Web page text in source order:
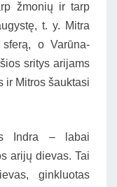
žmonių ir tarp
t. y. Mitra
o Varūna-
sritys arijams
ir Mitros šauktasi
Indra – labai
arijų dievas. Tai
ginkluotas